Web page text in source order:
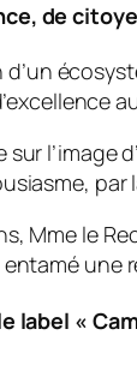
de
d’un
l’image
Mme le
une
label «